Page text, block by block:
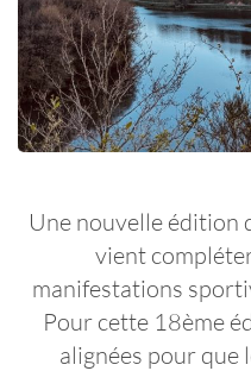
Une nouvelle édition
vient
manifestations
Pour cette 18ème
alignées pour que